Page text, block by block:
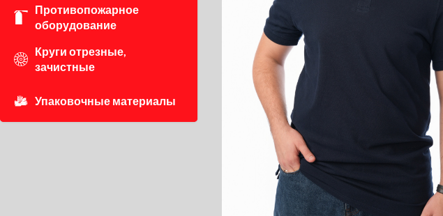
Противопожарное
оборудование
Круги отрезные,
зачистные
Упаковочные материалы